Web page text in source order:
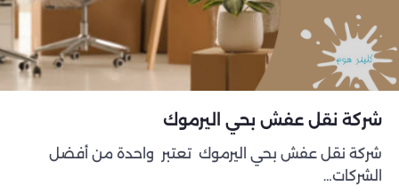
شركة نقل عفش بحي اليرموك
شركة نقل عفش بحي اليرموك تعتبر واحدة من أفضل
الشركات…